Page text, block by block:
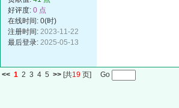
好评度: 0 点
在线时间: 0(时)
注册时间: 2023-11-22
最后登录: 2025-05-13
<< 1 2 3 4 5 >> [共19 页] Go